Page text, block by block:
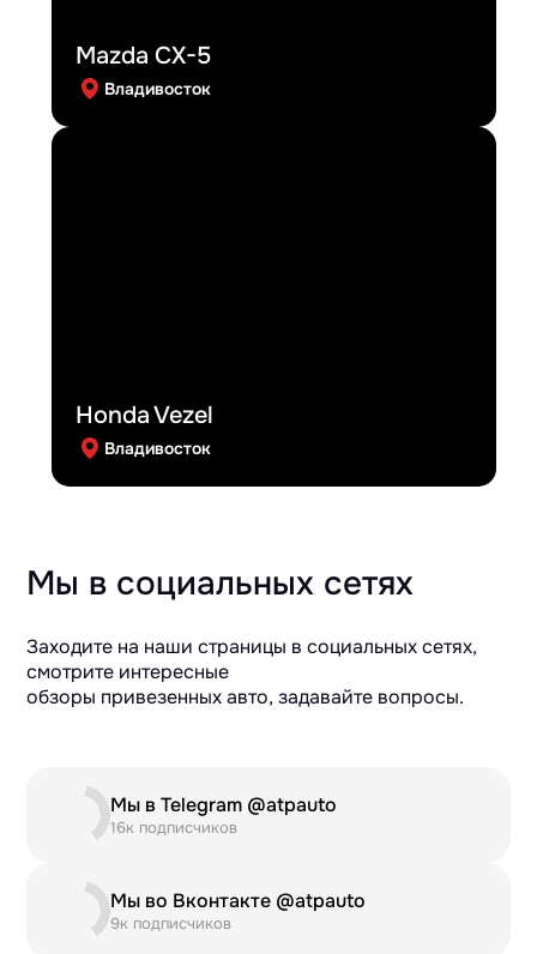
Mazda CX-5
Владивосток
Honda Vezel
Владивосток
Мы в социальных сетях
Заходите на наши страницы в социальных сетях,
смотрите интересные
обзоры привезенных авто, задавайте вопросы.
Мы в Telegram @atpauto
16к подписчиков
Мы во Вконтакте @atpauto
9к подписчиков